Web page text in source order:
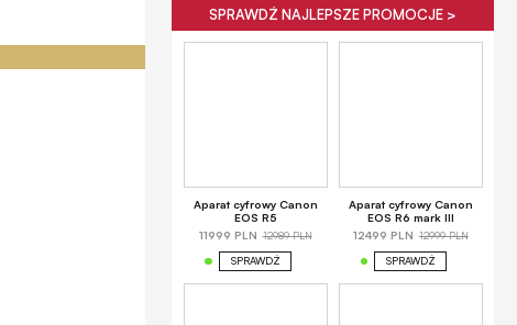
SPRAWDŹ NAJLEPSZE PROMOCJE >
Aparat cyfrowy Canon
EOS R5
11999 PLN 12989 PLN
SPRAWDŹ
Aparat cyfrowy Canon
EOS R6 mark III
12499 PLN 12999 PLN
SPRAWDŹ